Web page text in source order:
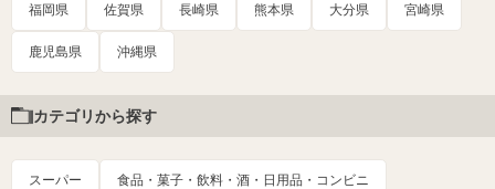
福岡県 佐賀県 長崎県 熊本県 大分県 宮崎県
鹿児島県 沖縄県
カテゴリから探す
スーパー 食品・菓子・飲料・酒・日用品・コンビニ